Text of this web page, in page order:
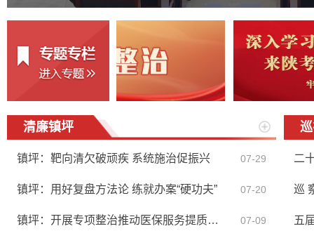
清廉镇坪
07-29
镇坪：靶向清欠破顽疾 系统施治促振兴
07-20
镇坪：用好复盘方法论 练就办案“硬功夫”
07-09
镇坪：开展专项整治推动医保服务提质增效
二
巡